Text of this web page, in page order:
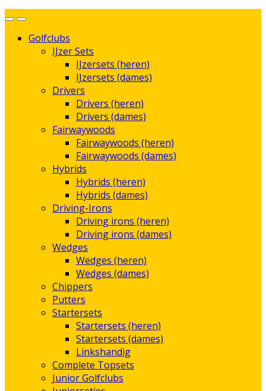
Golfclubs
IJzer Sets
IJzersets (heren)
IJzersets (dames)
Drivers
Drivers (heren)
Drivers (dames)
Fairwaywoods
Fairwaywoods (heren)
Fairwaywoods (dames)
Hybrids
Hybrids (heren)
Hybrids (dames)
Driving-Irons
Driving irons (heren)
Driving irons (dames)
Wedges
Wedges (heren)
Wedges (dames)
Chippers
Putters
Startersets
Startersets (heren)
Startersets (dames)
Linkshandig
Complete Topsets
Junior Golfclubs